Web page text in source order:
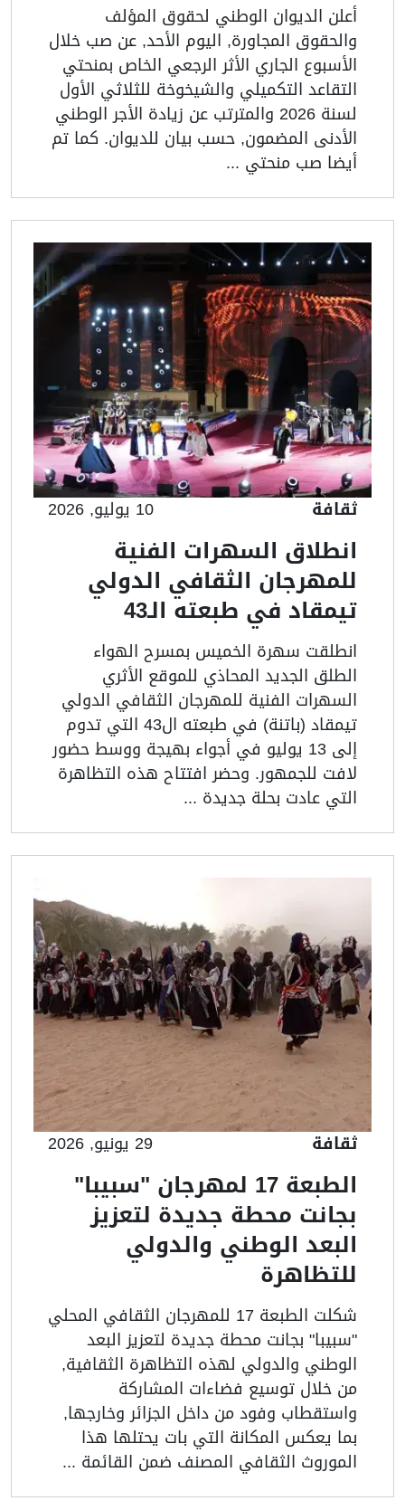
أعلن الديوان الوطني لحقوق المؤلف
والحقوق المجاورة, اليوم الأحد, عن صب خلال
الأسبوع الجاري الأثر الرجعي الخاص بمنحتي
التقاعد التكميلي والشيخوخة للثلاثي الأول
لسنة 2026 والمترتب عن زيادة الأجر الوطني
الأدنى المضمون, حسب بيان للديوان. كما تم
أيضا صب منحتي ...
ثقافة 10 يوليو, 2026
انطلاق السهرات الفنية
للمهرجان الثقافي الدولي
تيمقاد في طبعته الـ43
انطلقت سهرة الخميس بمسرح الهواء
الطلق الجديد المحاذي للموقع الأثري
السهرات الفنية للمهرجان الثقافي الدولي
تيمقاد (باتنة) في طبعته ال43 التي تدوم
إلى 13 يوليو في أجواء بهيجة ووسط حضور
لافت للجمهور. وحضر افتتاح هذه التظاهرة
التي عادت بحلة جديدة ...
ثقافة 29 يونيو, 2026
الطبعة 17 لمهرجان "سبيبا"
بجانت محطة جديدة لتعزيز
البعد الوطني والدولي
للتظاهرة
شكلت الطبعة 17 للمهرجان الثقافي المحلي
"سبيبا" بجانت محطة جديدة لتعزيز البعد
الوطني والدولي لهذه التظاهرة الثقافية,
من خلال توسيع فضاءات المشاركة
واستقطاب وفود من داخل الجزائر وخارجها,
بما يعكس المكانة التي بات يحتلها هذا
الموروث الثقافي المصنف ضمن القائمة ...